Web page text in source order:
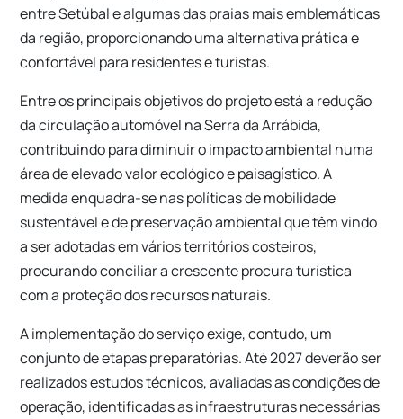
entre Setúbal e algumas das praias mais emblemáticas
da região, proporcionando uma alternativa prática e
confortável para residentes e turistas.
Entre os principais objetivos do projeto está a redução
da circulação automóvel na Serra da Arrábida,
contribuindo para diminuir o impacto ambiental numa
área de elevado valor ecológico e paisagístico. A
medida enquadra-se nas políticas de mobilidade
sustentável e de preservação ambiental que têm vindo
a ser adotadas em vários territórios costeiros,
procurando conciliar a crescente procura turística
com a proteção dos recursos naturais.
A implementação do serviço exige, contudo, um
conjunto de etapas preparatórias. Até 2027 deverão ser
realizados estudos técnicos, avaliadas as condições de
operação, identificadas as infraestruturas necessárias